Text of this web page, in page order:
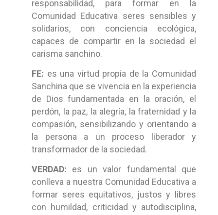
responsabilidad, para formar en la
Comunidad Educativa seres sensibles y
solidarios, con conciencia ecológica,
capaces de compartir en la sociedad el
carisma sanchino.
FE: es una virtud propia de la Comunidad
Sanchina que se vivencia en la experiencia
de Dios fundamentada en la oración, el
perdón, la paz, la alegría, la fraternidad y la
compasión, sensibilizando y orientando a
la persona a un proceso liberador y
transformador de la sociedad.
VERDAD: es un valor fundamental que
conlleva a nuestra Comunidad Educativa a
formar seres equitativos, justos y libres
con humildad, criticidad y autodisciplina,